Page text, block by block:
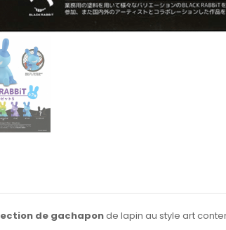
de gachaponde lapin au style art